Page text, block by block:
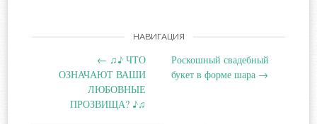
Навигация
записям
НАВИГАЦИЯ
← ♫♪ ЧТО
ОЗНАЧАЮТ ВАШИ
ЛЮБОВНЫЕ
ПРОЗВИЩА? ♪♫
Роскошный свадебный
букет в форме шара →